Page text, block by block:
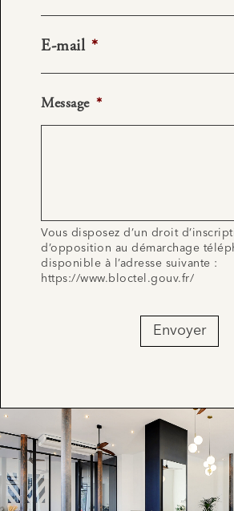
E-mail *
Message *
Vous disposez d’un droit
d’opposition au démarchage
disponible à l’adresse suivante :
https://www.bloctel.gouv.fr/
Envoyer